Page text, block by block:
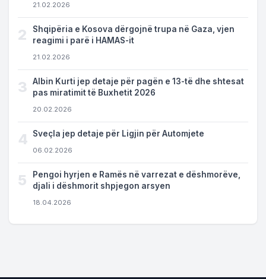
21.02.2026
2
Shqipëria e Kosova dërgojnë trupa në Gaza, vjen
reagimi i parë i HAMAS-it
21.02.2026
3
Albin Kurti jep detaje për pagën e 13-të dhe shtesat
pas miratimit të Buxhetit 2026
20.02.2026
4 Sveçla jep detaje për Ligjin për Automjete
06.02.2026
5
Pengoi hyrjen e Ramës në varrezat e dëshmorëve,
djali i dëshmorit shpjegon arsyen
18.04.2026